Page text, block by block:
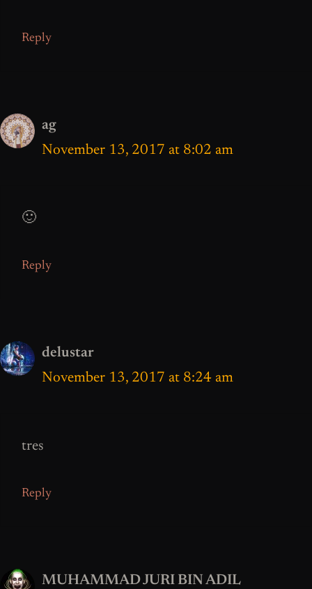
Reply
ag
November 13, 2017 at 8:02 am
🙂
Reply
delustar
November 13, 2017 at 8:24 am
tres
Reply
MUHAMMAD JURI BIN ADIL